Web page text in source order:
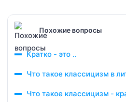
Похожие вопросы
Кратко - это ..
Что такое классицизм в
Что такое классицизм -